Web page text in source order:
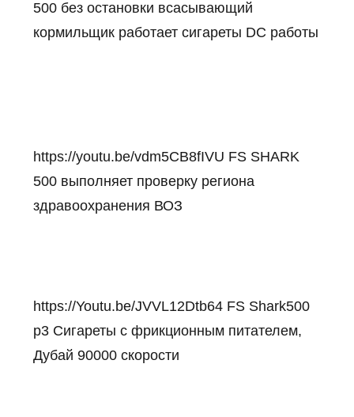
500 без остановки всасывающий
кормильщик работает сигареты DC работы
https://youtu.be/vdm5CB8fIVU FS SHARK
500 выполняет проверку региона
здравоохранения ВОЗ
https://Youtu.be/JVVL12Dtb64 FS Shark500
p3 Сигареты с фрикционным питателем,
Дубай 90000 скорости